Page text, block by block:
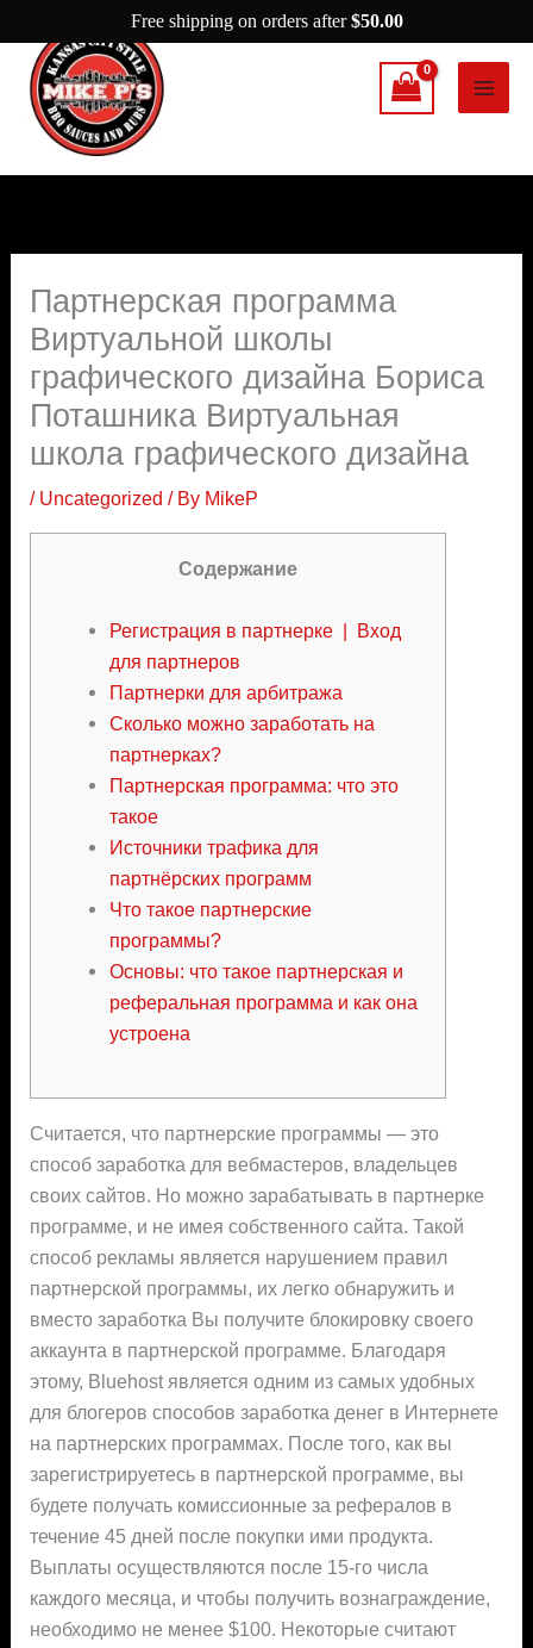
to
content
Партнерская программа
Виртуальной школы
графического дизайна Бориса
Поташника Виртуальная
школа графического дизайна
/ Uncategorized / By MikeP
Содержание
Регистрация в партнерке | Вход
для партнеров
Партнерки для арбитража
Сколько можно заработать на
партнерках?
Партнерская программа: что это
такое
Источники трафика для
партнёрских программ
Что такое партнерские
программы?
Основы: что такое партнерская и
реферальная программа и как она
устроена
Считается, что партнерские программы — это
способ заработка для вебмастеров, владельцев
своих сайтов. Но можно зарабатывать в партнерке
программе, и не имея собственного сайта. Такой
способ рекламы является нарушением правил
партнерской программы, их легко обнаружить и
вместо заработка Вы получите блокировку своего
аккаунта в партнерской программе. Благодаря
этому, Bluehost является одним из самых удобных
для блогеров способов заработка денег в Интернете
на партнерских программах. После того, как вы
зарегистрируетесь в партнерской программе, вы
будете получать комиссионные за рефералов в
течение 45 дней после покупки ими продукта.
Выплаты осуществляются после 15-го числа
каждого месяца, и чтобы получить вознаграждение,
необходимо не менее $100. Некоторые считают
Free shipping on orders after$50.00